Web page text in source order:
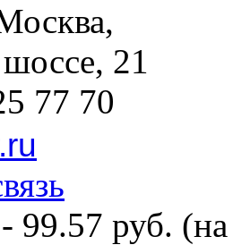
21
77 70
99.57 руб.